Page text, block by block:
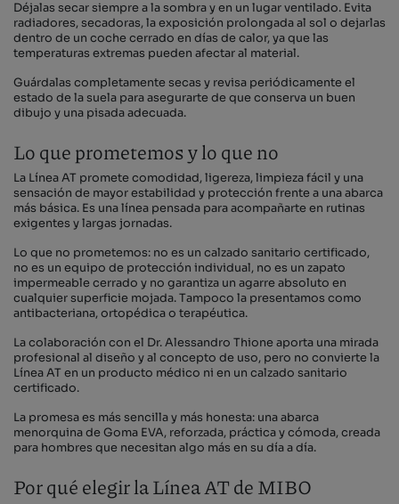
Déjalas secar siempre a la sombra y en un lugar ventilado. Evita
radiadores, secadoras, la exposición prolongada al sol o dejarlas
dentro de un coche cerrado en días de calor, ya que las
temperaturas extremas pueden afectar al material.
Guárdalas completamente secas y revisa periódicamente el
estado de la suela para asegurarte de que conserva un buen
dibujo y una pisada adecuada.
Lo que prometemos y lo que no
La Línea AT promete comodidad, ligereza, limpieza fácil y una
sensación de mayor estabilidad y protección frente a una abarca
más básica. Es una línea pensada para acompañarte en rutinas
exigentes y largas jornadas.
Lo que no prometemos: no es un calzado sanitario certificado,
no es un equipo de protección individual, no es un zapato
impermeable cerrado y no garantiza un agarre absoluto en
cualquier superficie mojada. Tampoco la presentamos como
antibacteriana, ortopédica o terapéutica.
La colaboración con el Dr. Alessandro Thione aporta una mirada
profesional al diseño y al concepto de uso, pero no convierte la
Línea AT en un producto médico ni en un calzado sanitario
certificado.
La promesa es más sencilla y más honesta: una abarca
menorquina de Goma EVA, reforzada, práctica y cómoda, creada
para hombres que necesitan algo más en su día a día.
Por qué elegir la Línea AT de MIBO